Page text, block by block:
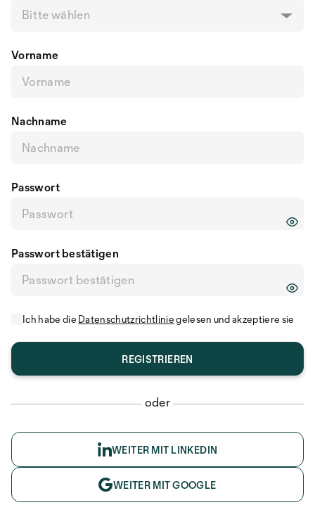
Bitte wählen
Vorname
Nachname
Passwort
Passwort bestätigen
Ich habe die Datenschutzrichtliniegelesen und akzeptiere sie
oder
WEITER MIT LINKEDIN
WEITER MIT GOOGLE